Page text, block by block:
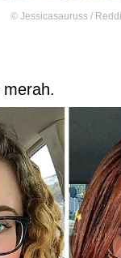
© Jessicasauruss /